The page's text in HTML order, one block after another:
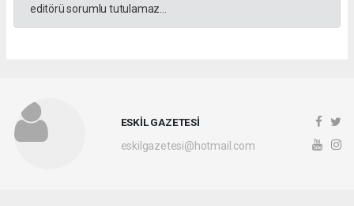
editörü sorumlu tutulamaz...
ESKİL GAZETESİ
eskilgazetesi@hotmail.com